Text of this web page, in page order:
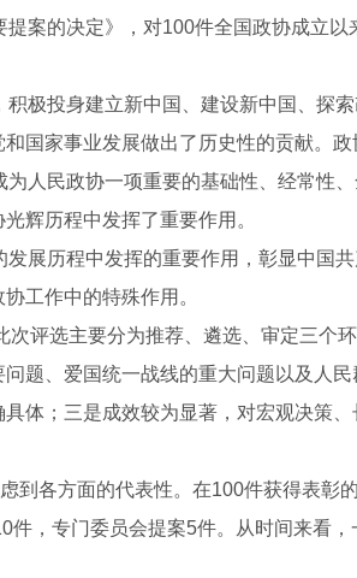
案的决定》，对100件全国政协成立以
极投身建立新中国、建设新中国、探索
国家事业发展做出了历史性的贡献。政
人民政协一项重要的基础性、经常性、
辉历程中发挥了重要作用。
历程中发挥的重要作用，彰显中国共
工作中的特殊作用。
评选主要分为推荐、遴选、审定三个
题、爱国统一战线的重大问题以及人
体；三是成效较为显著，对宏观决策
各方面的代表性。在100件获得表彰
，专门委员会提案5件。从时间来看，